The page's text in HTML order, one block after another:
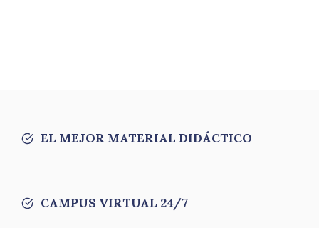
EL MEJOR MATERIAL DIDÁCTICO
CAMPUS VIRTUAL 24/7